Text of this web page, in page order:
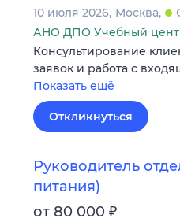
10 июля 2026 Москва
АНО ДПО Учебный
Консультирование
заявок и работа с
Показать ещё
Откликнуться
Руководитель
питания)
от 80 000 ₽